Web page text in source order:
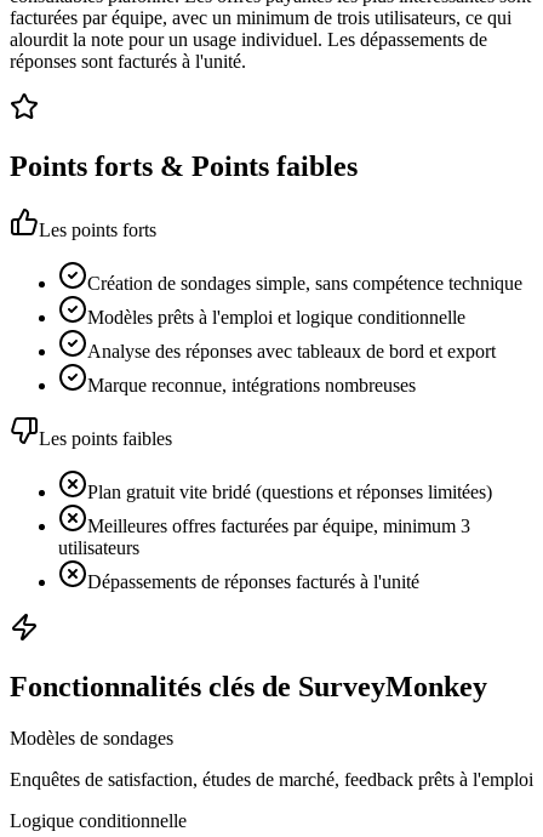
facturées par équipe, avec un minimum de trois utilisateurs, ce qui
alourdit la note pour un usage individuel. Les dépassements de
réponses sont facturés à l'unité.
Points forts & Points faibles
Les points forts
Création de sondages simple, sans compétence technique
Modèles prêts à l'emploi et logique conditionnelle
Analyse des réponses avec tableaux de bord et export
Marque reconnue, intégrations nombreuses
Les points faibles
Plan gratuit vite bridé (questions et réponses limitées)
Meilleures offres facturées par équipe, minimum 3
utilisateurs
Dépassements de réponses facturés à l'unité
Fonctionnalités clés de SurveyMonkey
Modèles de sondages
Enquêtes de satisfaction, études de marché, feedback prêts à l'emploi
Logique conditionnelle